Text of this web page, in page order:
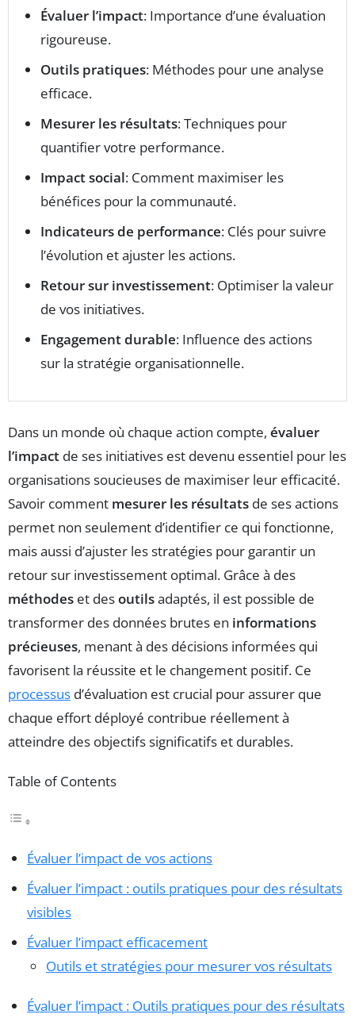
Évaluer l’impact: Importance d’une évaluation
rigoureuse.
Outils pratiques: Méthodes pour une analyse
efficace.
Mesurer les résultats: Techniques pour
quantifier votre performance.
Impact social: Comment maximiser les
bénéfices pour la communauté.
Indicateurs de performance: Clés pour suivre
l’évolution et ajuster les actions.
Retour sur investissement: Optimiser la valeur
de vos initiatives.
Engagement durable: Influence des actions
sur la stratégie organisationnelle.
Dans un monde où chaque action compte, évaluer
l’impact de ses initiatives est devenu essentiel pour les
organisations soucieuses de maximiser leur efficacité.
Savoir comment mesurer les résultats de ses actions
permet non seulement d’identifier ce qui fonctionne,
mais aussi d’ajuster les stratégies pour garantir un
retour sur investissement optimal. Grâce à des
méthodes et desoutilsadaptés, il est possible de
transformer des données brutes en informations
précieuses, menant à des décisions informées qui
favorisent la réussite et le changement positif. Ce
processus d’évaluation est crucial pour assurer que
chaque effort déployé contribue réellement à
atteindre des objectifs significatifs et durables.
Table of Contents
Évaluer l’impact de vos actions
Évaluer l’impact : outils pratiques pour des résultats
visibles
Évaluer l’impact efficacement
Outils et stratégies pour mesurer vos résultats
Évaluer l’impact : Outils pratiques pour des résultats